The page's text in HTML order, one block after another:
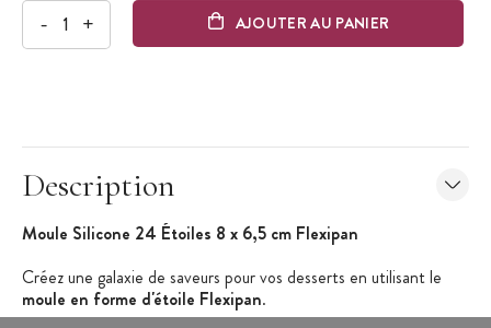
- + AJOUTER AU PANIER
Description
Moule Silicone 24 Étoiles 8 x 6,5 cm Flexipan
Créez une galaxie de saveurs pour vos desserts en utilisant le
moule en forme d'étoile Flexipan.